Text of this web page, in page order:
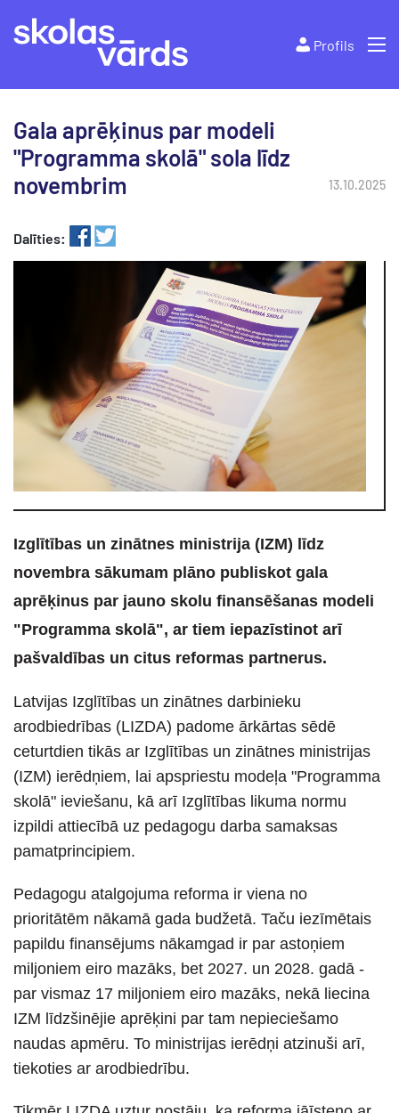
Profils
Gala aprēķinus par modeli
"Programma skolā" sola līdz
novembrim
13.10.2025
Dalīties:
Izglītības un zinātnes ministrija (IZM) līdz
novembra sākumam plāno publiskot gala
aprēķinus par jauno skolu finansēšanas modeli
"Programma skolā", ar tiem iepazīstinot arī
pašvaldības un citus reformas partnerus.
Latvijas Izglītības un zinātnes darbinieku
arodbiedrības (LIZDA) padome ārkārtas sēdē
ceturtdien tikās ar Izglītības un zinātnes ministrijas
(IZM) ierēdņiem, lai apspriestu modeļa "Programma
skolā" ieviešanu, kā arī Izglītības likuma normu
izpildi attiecībā uz pedagogu darba samaksas
pamatprincipiem.
Pedagogu atalgojuma reforma ir viena no
prioritātēm nākamā gada budžetā. Taču iezīmētais
papildu finansējums nākamgad ir par astoņiem
miljoniem eiro mazāks, bet 2027. un 2028. gadā -
par vismaz 17 miljoniem eiro mazāks, nekā liecina
IZM līdzšinējie aprēķini par tam nepieciešamo
naudas apmēru. To ministrijas ierēdņi atzinuši arī,
tiekoties ar arodbiedrību.